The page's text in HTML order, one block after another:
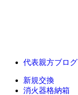
代表親方ブログ
新規交換
消火器格納箱